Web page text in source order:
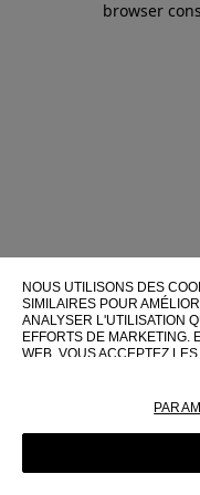
browser
NOUS UTILISONS DES
SIMILAIRES POUR
ANALYSER L'UTILISATION
EFFORTS DE MARKETING.
WEB, VOUS ACCEPTEZ
POUR PLUS
POLITIQUE EN MATIÈRE